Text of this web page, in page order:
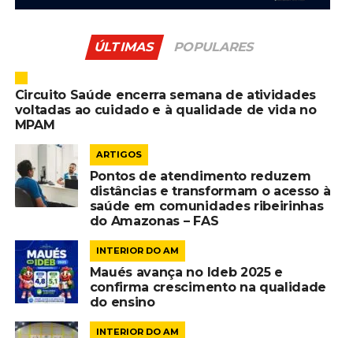
ÚLTIMAS POPULARES
Circuito Saúde encerra semana de atividades
voltadas ao cuidado e à qualidade de vida no
MPAM
ARTIGOS
Pontos de atendimento reduzem
distâncias e transformam o acesso à
saúde em comunidades ribeirinhas
do Amazonas – FAS
INTERIOR DO AM
Maués avança no Ideb 2025 e
confirma crescimento na qualidade
do ensino
INTERIOR DO AM